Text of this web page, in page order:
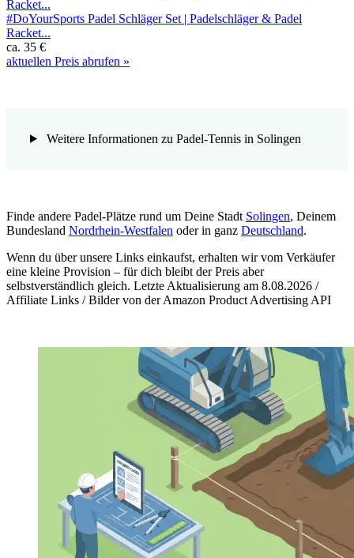
#DoYourSports Padel Schläger Set | Padelschläger & Padel
Racket...
ca. 35 €
aktuellen Preis abrufen »
Weitere Informationen zu Padel-Tennis in Solingen
Finde andere Padel-Plätze rund um Deine Stadt Solingen, Deinem
Bundesland Nordrhein-Westfalen oder in ganz Deutschland.
Wenn du über unsere Links einkaufst, erhalten wir vom Verkäufer
eine kleine Provision – für dich bleibt der Preis aber
selbstverständlich gleich. Letzte Aktualisierung am 8.08.2026 /
Affiliate Links / Bilder von der Amazon Product Advertising API